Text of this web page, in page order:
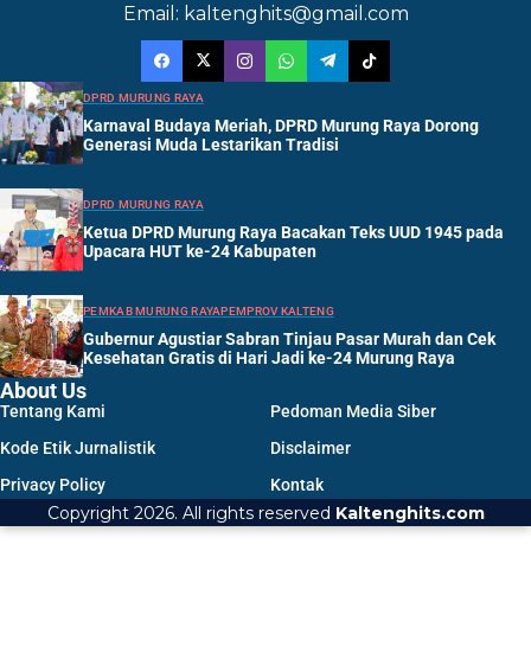
Email: kaltenghits@gmail.com
DPRD MURUNG RAYA
Karnaval Budaya Meriah, DPRD Murung Raya Dorong
Generasi Muda Lestarikan Tradisi
DPRD MURUNG RAYA
Ketua DPRD Murung Raya Bacakan Teks UUD 1945 pada
Upacara HUT ke-24 Kabupaten
PEMKAB MURUNG RAYAPEMPROV KALTENG
Gubernur Agustiar Sabran Tinjau Pasar Murah dan Cek
Kesehatan Gratis di Hari Jadi ke-24 Murung Raya
About Us
Tentang Kami
Pedoman Media Siber
Kode Etik Jurnalistik
Disclaimer
Privacy Policy
Kontak
Copyright 2026. All rights reserved Kaltenghits.com